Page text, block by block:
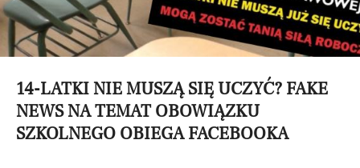
14-LATKI NIE MUSZĄ SIĘ UCZYĆ? FAKE
NEWS NA TEMAT OBOWIĄZKU
SZKOLNEGO OBIEGA FACEBOOKA